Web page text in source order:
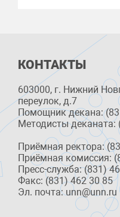
КОНТАКТЫ
603000, г. Нижний
переулок, д.7
Помощник декана:
Методисты деканата:
Приёмная ректора:
Приёмная комиссия:
Пресс-служба: (831)
Факс: (831) 462 30 85
Эл. почта: unn@unn.ru